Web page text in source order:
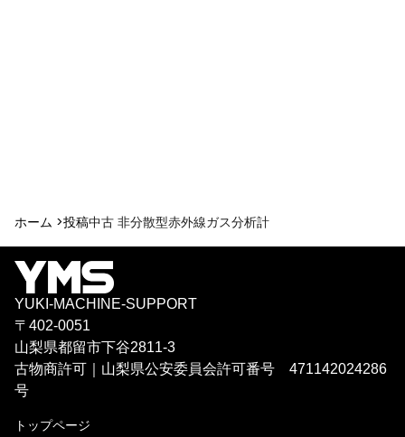
ホーム >投稿中古 非分散型赤外線ガス分析計
YUKI-MACHINE-SUPPORT
〒402-0051
山梨県都留市下谷2811-3
古物商許可｜山梨県公安委員会許可番号 471142024286
号
トップページ